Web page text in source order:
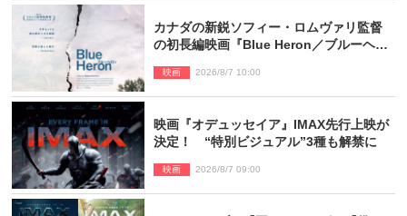
カナダの新鋭ソフィー・ロムヴァリ監督
の初長編映画『Blue Heron／ブルーヘロ
映画 2026/8/7 10:00
映画『オデュッセイア』IMAX先行上映が
決定！ “特別ビジュアル”3種も解禁に
映画 2026/8/7 09:00